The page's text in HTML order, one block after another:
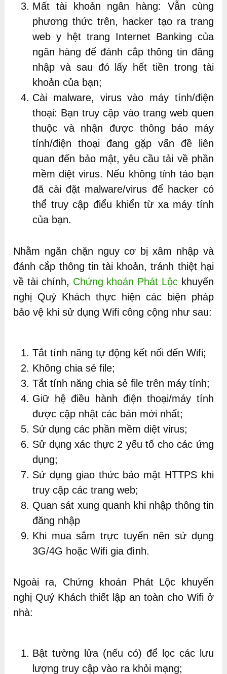
Mất tài khoản ngân hàng: Vẫn cùng
phương thức trên, hacker tạo ra trang
web y hệt trang Internet Banking của
ngân hàng để đánh cắp thông tin đăng
nhập và sau đó lấy hết tiền trong tài
khoản của bạn;
Cài malware, virus vào máy tính/điện
thoại: Bạn truy cập vào trang web quen
thuộc và nhận được thông báo máy
tính/điện thoại đang gặp vấn đề liên
quan đến bảo mật, yêu cầu tải về phần
mềm diệt virus. Nếu không tỉnh táo bạn
đã cài đặt malware/virus để hacker có
thể truy cập điểu khiển từ xa máy tính
của bạn.
Nhằm ngăn chặn nguy cơ bị xâm nhập và
đánh cắp thông tin tài khoản, tránh thiệt hại
về tài chính, Chứng khoán Phát Lộc khuyến
nghị Quý Khách thực hiện các biện pháp
bảo vệ khi sử dụng Wifi công cộng như sau:
Tắt tính năng tự động kết nối đến Wifi;
Không chia sẻ file;
Tắt tính năng chia sẻ file trên máy tính;
Giữ hệ điều hành điện thoại/máy tính
được cập nhật các bản mới nhất;
Sử dụng các phần mềm diệt virus;
Sử dụng xác thực 2 yếu tố cho các ứng
dụng;
Sử dụng giao thức bảo mật HTTPS khi
truy cập các trang web;
Quan sát xung quanh khi nhập thông tin
đăng nhập
Khi mua sắm trực tuyến nên sử dụng
3G/4G hoặc Wifi gia đình.
Ngoài ra, Chứng khoán Phát Lộc khuyến
nghị Quý Khách thiết lập an toàn cho Wifi ở
nhà:
Bật tường lửa (nếu có) để lọc các lưu
lượng truy cập vào ra khỏi mạng;